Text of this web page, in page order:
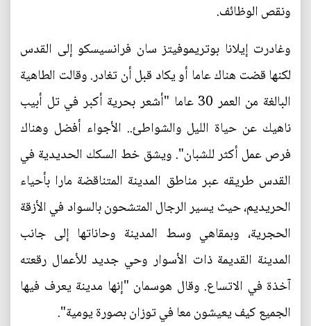
ونقص الوظائف.
وغادرت إيلانا بوتريموفيتز سان فرانسيسكو إلى القدس
لكنها قضت هناك عاما أو يكاد قبل أن تغادر. وقالت الطاهية
البالغة من العمر 30 عاما "أشعر بحرية أكبر في تل أبيب
ناهيك عن حياة الليل والشواطئ.. الأجواء أفضل وهناك
فرص عمل أكثر للشبان". ويشق خط السكك الحديدية في
القدس طريقه عبر مناطق المدينة المتناقضة مارا بأحياء
الحريديم، حيث يسير الرجال المتشحون بالسواد في الأزقة
الحجرية، وبمقاهي وسط المدينة وحاناتها إلى جانب
المدينة القديمة ذات الأسوار وحي جديد للأعمال رقعته
آخذة في الاتساع. وقال هوسمان "إنها مدينة يعرف فيها
الجميع كيف يعيشون معا في توزان بصورة يومية".